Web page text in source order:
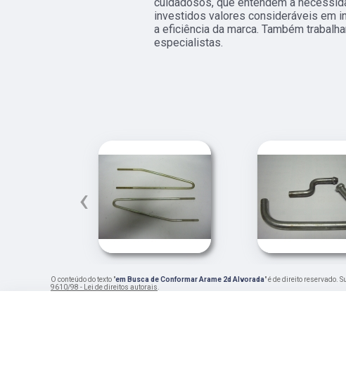
investidos valores consideráveis em
a eficiência da marca. Também
especialistas.
‹
O conteúdo do texto "em Busca de Conformar Arame 2d Alvorada" é de direito reservado.
9610/98 - Lei de direitos autorais